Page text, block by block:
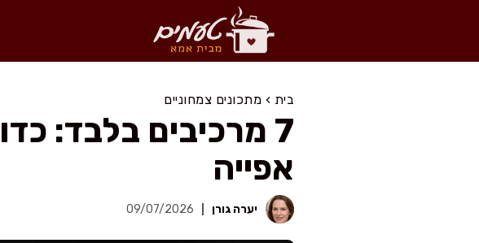
בית › מתכונים צמחוניים
7 מרכיבים בלבד:
אפייה
יערה גורן 09/07/2026